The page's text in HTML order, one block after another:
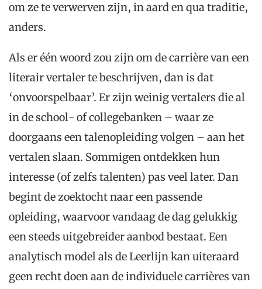
om ze te verwerven zijn, in aard en qua traditie,
anders.
Als er één woord zou zijn om de carrière van een
literair vertaler te beschrijven, dan is dat
‘onvoorspelbaar’. Er zijn weinig vertalers die al
in de school- of collegebanken – waar ze
doorgaans een talenopleiding volgen – aan het
vertalen slaan. Sommigen ontdekken hun
interesse (of zelfs talenten) pas veel later. Dan
begint de zoektocht naar een passende
opleiding, waarvoor vandaag de dag gelukkig
een steeds uitgebreider aanbod bestaat. Een
analytisch model als de Leerlijn kan uiteraard
geen recht doen aan de individuele carrières van